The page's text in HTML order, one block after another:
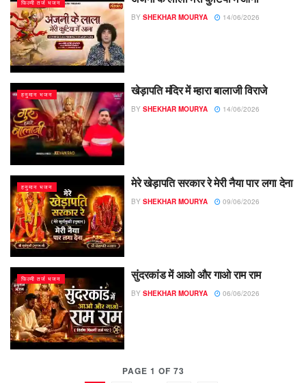
फिल्मी तर्ज भजन
BY SHEKHAR MOURYA 14/06/2026
हनुमान भजन खेड़ापति मंदिर में म्हारा बालाजी विराजे
BY SHEKHAR MOURYA 14/06/2026
हनुमान भजन मेरे खेड़ापति सरकार रे मेरी नैया पार लगा देना
BY SHEKHAR MOURYA 09/06/2026
फिल्मी तर्ज भजन सुंदरकांड में आओ और गाओ राम राम
BY SHEKHAR MOURYA 06/06/2026
PAGE 1 OF 73